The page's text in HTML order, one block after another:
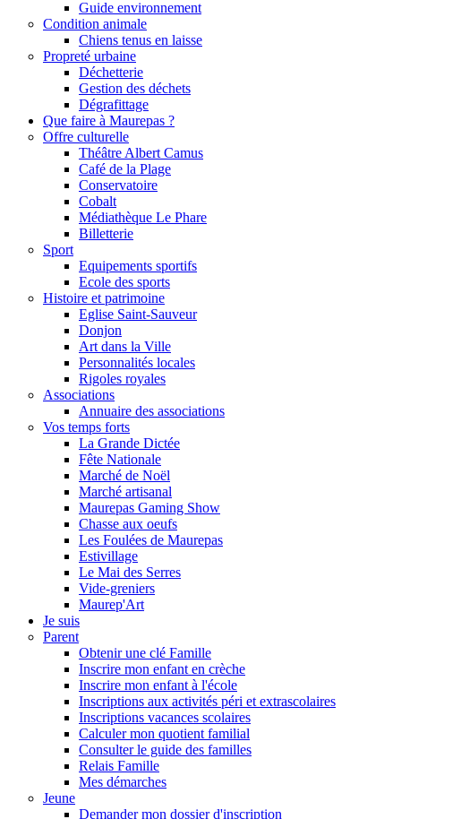
Guide environnement
Condition animale
Chiens tenus en laisse
Propreté urbaine
Déchetterie
Gestion des déchets
Dégrafittage
Que faire à Maurepas ?
Offre culturelle
Théâtre Albert Camus
Café de la Plage
Conservatoire
Cobalt
Médiathèque Le Phare
Billetterie
Sport
Equipements sportifs
Ecole des sports
Histoire et patrimoine
Eglise Saint-Sauveur
Donjon
Art dans la Ville
Personnalités locales
Rigoles royales
Associations
Annuaire des associations
Vos temps forts
La Grande Dictée
Fête Nationale
Marché de Noël
Marché artisanal
Maurepas Gaming Show
Chasse aux oeufs
Les Foulées de Maurepas
Estivillage
Le Mai des Serres
Vide-greniers
Maurep'Art
Je suis
Parent
Obtenir une clé Famille
Inscrire mon enfant en crèche
Inscrire mon enfant à l'école
Inscriptions aux activités péri et extrascolaires
Inscriptions vacances scolaires
Calculer mon quotient familial
Consulter le guide des familles
Relais Famille
Mes démarches
Jeune
Demander mon dossier d'inscription